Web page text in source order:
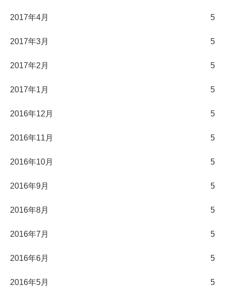
2017年4月 5
2017年3月 5
2017年2月 5
2017年1月 5
2016年12月 5
2016年11月 5
2016年10月 5
2016年9月 5
2016年8月 5
2016年7月 5
2016年6月 5
2016年5月 5